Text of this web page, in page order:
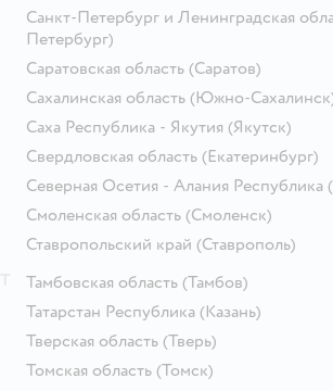
Санкт-Петербург и Ленинградская
Петербург)
Саратовская область (Саратов)
Сахалинская область (Южно-
Саха Республика - Якутия (Якутск)
Свердловская область (Екатеринбург)
Северная Осетия - Алания Республика
Смоленская область (Смоленск)
Ставропольский край (Ставрополь)
Тамбовская область (Тамбов)
Татарстан Республика (Казань)
Тверская область (Тверь)
Томская область (Томск)